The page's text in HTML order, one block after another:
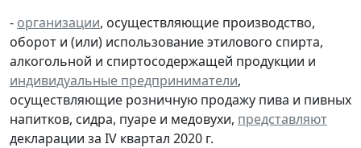
- организации, осуществляющие производство,
оборот и (или) использование этилового спирта,
алкогольной и спиртосодержащей продукции и
индивидуальные предприниматели,
осуществляющие розничную продажу пива и пивных
напитков, сидра, пуаре и медовухи, представляют
декларации за IV квартал 2020 г.